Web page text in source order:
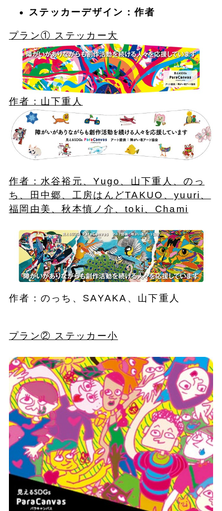
ステッカーデザイン：作者
プラン① ステッカー大
作者：山下重人
作者：水谷裕元、Yugo、山下重人、のっ
ち、田中郷、工房はんどTAKUO、yuuri、
福岡由美、秋本慎ノ介、toki、Chami
作者：のっち、SAYAKA、山下重人
プラン② ステッカー小